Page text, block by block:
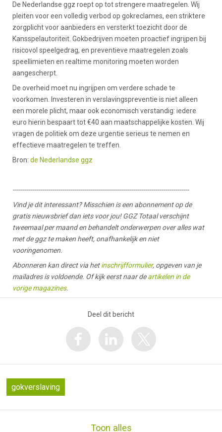
De Nederlandse ggz roept op tot strengere maatregelen. Wij
pleiten voor een volledig verbod op gokreclames, een striktere
zorgplicht voor aanbieders en versterkt toezicht door de
Kansspelautoriteit. Gokbedrijven moeten proactief ingrijpen bij
risicovol speelgedrag, en preventieve maatregelen zoals
speellimieten en realtime monitoring moeten worden
aangescherpt.
De overheid moet nu ingrijpen om verdere schade te
voorkomen. Investeren in verslavingspreventie is niet alleen
een morele plicht, maar ook economisch verstandig: iedere
euro hierin bespaart tot €40 aan maatschappelijke kosten. Wij
vragen de politiek om deze urgentie serieus te nemen en
effectieve maatregelen te treffen.
Bron: de Nederlandse ggz
-----------------------------------------------------------------------------------------
Vind je dit interessant? Misschien is een abonnement op de
gratis nieuwsbrief dan iets voor jou! GGZ Totaal verschijnt
tweemaal per maand en behandelt onderwerpen over alles wat
met de ggz te maken heeft, onafhankelijk en niet
vooringenomen.
Abonneren kan direct via hetinschrijfformulier, opgeven van je
mailadres is voldoende. Of kijk eerst naar deartikelen in de
vorige magazines.
Deel dit bericht
gokverslaving
Toon alles